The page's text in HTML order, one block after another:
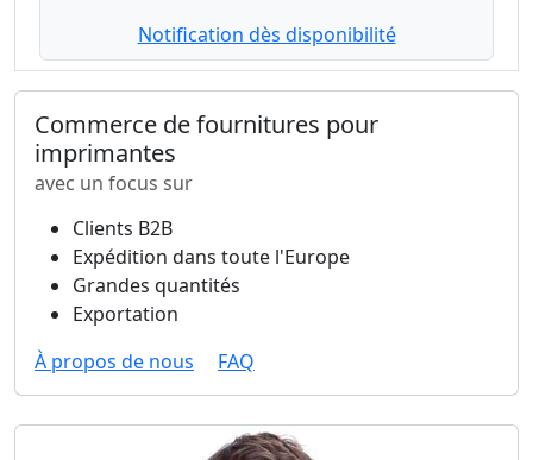
Notification dès disponibilité
Commerce de fournitures pour
imprimantes
avec un focus sur
Clients B2B
Expédition dans toute l'Europe
Grandes quantités
Exportation
À propos de nous
FAQ